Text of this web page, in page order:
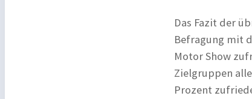
Das Fazit der
Befragung mit
Motor Show
Zielgruppen
Prozent